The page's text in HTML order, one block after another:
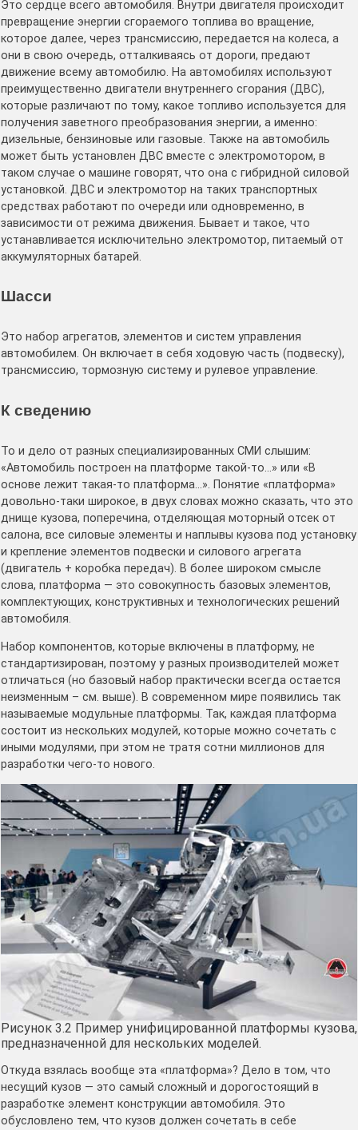
Это сердце всего автомобиля. Внутри двигателя происходит
превращение энергии сгораемого топлива во вращение,
которое далее, через трансмиссию, передается на колеса, а
они в свою очередь, отталкиваясь от дороги, предают
движение всему автомобилю. На автомобилях используют
преимущественно двигатели внутреннего сгорания (ДВС),
которые различают по тому, какое топливо используется для
получения заветного преобразования энергии, а именно:
дизельные, бензиновые или газовые. Также на автомобиль
может быть установлен ДВС вместе с электромотором, в
таком случае о машине говорят, что она с гибридной силовой
установкой. ДВС и электромотор на таких транспортных
средствах работают по очереди или одновременно, в
зависимости от режима движения. Бывает и такое, что
устанавливается исключительно электромотор, питаемый от
аккумуляторных батарей.
Шасси
Это набор агрегатов, элементов и систем управления
автомобилем. Он включает в себя ходовую часть (подвеску),
трансмиссию, тормозную систему и рулевое управление.
К сведению
То и дело от разных специализированных СМИ слышим:
«Автомобиль построен на платформе такой-то…» или «В
основе лежит такая-то платформа…». Понятие «платформа»
довольно-таки широкое, в двух словах можно сказать, что это
днище кузова, поперечина, отделяющая моторный отсек от
салона, все силовые элементы и наплывы кузова под установку
и крепление элементов подвески и силового агрегата
(двигатель + коробка передач). В более широком смысле
слова, платформа — это совокупность базовых элементов,
комплектующих, конструктивных и технологических решений
автомобиля.
Набор компонентов, которые включены в платформу, не
стандартизирован, поэтому у разных производителей может
отличаться (но базовый набор практически всегда остается
неизменным – см. выше). В современном мире появились так
называемые модульные платформы. Так, каждая платформа
состоит из нескольких модулей, которые можно сочетать с
иными модулями, при этом не тратя сотни миллионов для
разработки чего-то нового.
Рисунок 3.2 Пример унифицированной платформы кузова,
предназначенной для нескольких моделей.
Откуда взялась вообще эта «платформа»? Дело в том, что
несущий кузов — это самый сложный и дорогостоящий в
разработке элемент конструкции автомобиля. Это
обусловлено тем, что кузов должен сочетать в себе